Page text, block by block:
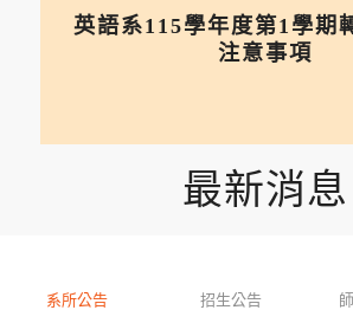
英語系115學年度第1學期
注意事項
最新消息
系所公告 招生公告